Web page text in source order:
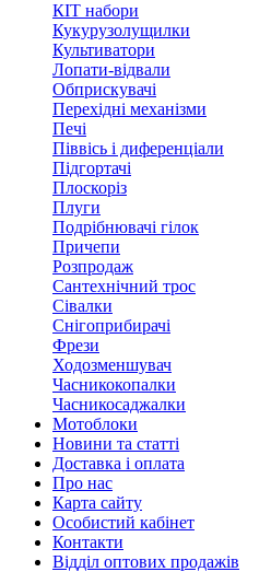
КІТ набори
Кукурузолущилки
Культиватори
Лопати-відвали
Обприскувачі
Перехідні механізми
Печі
Піввісь і диференціали
Підгортачі
Плоскоріз
Плуги
Подрібнювачі гілок
Причепи
Розпродаж
Сантехнічний трос
Сівалки
Снігоприбирачі
Фрези
Ходозменшувач
Часникокопалки
Часникосаджалки
Мотоблоки
Новини та статті
Доставка і оплата
Про нас
Карта сайту
Особистий кабінет
Контакти
Відділ оптових продажів